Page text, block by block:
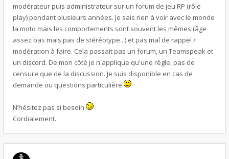
modérateur puis administrateur sur un forum de jeu RP (rôle
play) pendant plusieurs années. Je sais rien à voir avec le monde
la moto mais les comportements sont souvent les mêmes (âge
assez bas mais pas de stéréotype...) et pas mal de rappel /
modération à faire. Cela passait pas un forum, un Teamspeak et
un discord. De mon côté je n'applique qu'une règle, pas de
censure que de la discussion. Je suis disponible en cas de
demande ou questions particulière
N’hésitez pas si besoin
Cordialement.